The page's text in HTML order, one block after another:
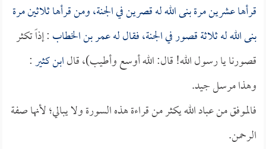
قرأها عشرين مرة بنى الله له قصرين في الجنة، ومن قرأها ثلاثين مرة
بنى الله له ثلاثة قصور في الجنة، فقال لهعمر بن الخطاب: إذاً تكثر
قصورنا يا رسول الله! قال: الله أوسع وأطيب)، قالابن كثير:
وهذا مرسل جيد.
فالموفق من عباد الله يكثر من قراءة هذه السورة ولا يبالي؛ لأنها صفة
الرحمن.